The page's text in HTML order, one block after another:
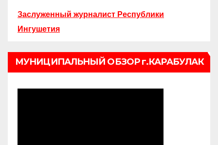
Заслуженный журналист Республики
Ингушетия
МУНИЦИПАЛЬНЫЙ ОБЗОР г.КАРАБУЛАК